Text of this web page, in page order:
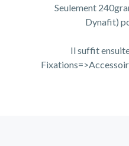
Seulement
Dynafit)
Il suffit